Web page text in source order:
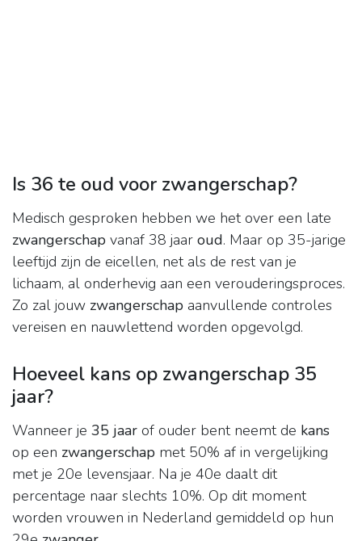
Is 36 te oud voor zwangerschap?
Medisch gesproken hebben we het over een late
zwangerschap vanaf 38 jaar oud. Maar op 35-jarige
leeftijd zijn de eicellen, net als de rest van je
lichaam, al onderhevig aan een verouderingsproces.
Zo zal jouw zwangerschap aanvullende controles
vereisen en nauwlettend worden opgevolgd.
Hoeveel kans op zwangerschap 35
jaar?
Wanneer je 35 jaar of ouder bent neemt de kans
op een zwangerschap met 50% af in vergelijking
met je 20e levensjaar. Na je 40e daalt dit
percentage naar slechts 10%. Op dit moment
worden vrouwen in Nederland gemiddeld op hun